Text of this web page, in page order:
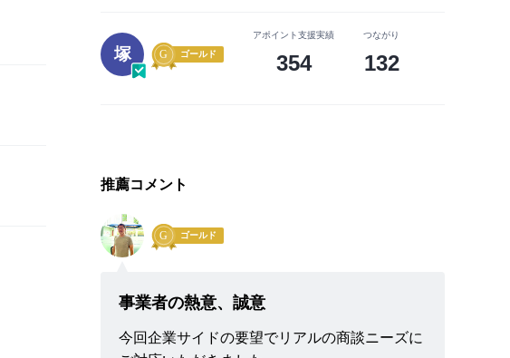
塚 ゴールド
アポイント支援実績
354
つながり
132
推薦コメント
ゴールド
事業者の熱意、誠意
今回企業サイドの要望でリアルの商談ニーズに